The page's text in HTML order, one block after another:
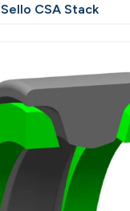
Sello CSA Stack